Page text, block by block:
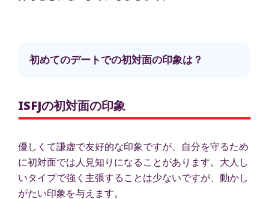
初めてのデートでの初対面の印象は？
ISFJの初対面の印象
優しくて謙虚で友好的な印象ですが、自分を守るため
に初対面では人見知りになることがあります。大人し
いタイプで強く主張することは少ないですが、動かし
がたい印象を与えます。